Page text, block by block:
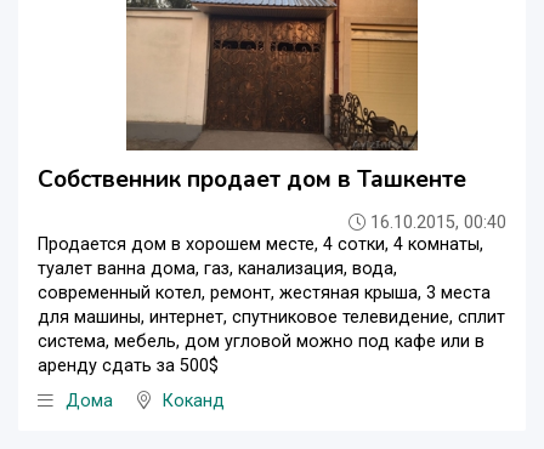
Собственник продает дом в Ташкенте
16.10.2015, 00:40
Продается дом в хорошем месте, 4 сотки, 4 комнаты,
туалет ванна дома, газ, канализация, вода,
современный котел, ремонт, жестяная крыша, 3 места
для машины, интернет, спутниковое телевидение, сплит
система, мебель, дом угловой можно под кафе или в
аренду сдать за 500$
Дома
Коканд